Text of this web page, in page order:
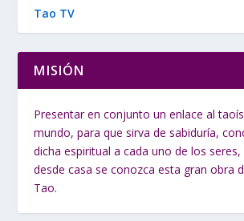
Tao TV
MISIÓN
Presentar en conjunto un enlace al
mundo, para que sirva de sabiduría,
dicha espiritual a cada uno de los
desde casa se conozca esta gran obra
Tao.